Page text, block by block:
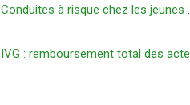
Conduites à risque chez les jeunes Franciliennes
IVG : remboursement total des actes à partir d’avril